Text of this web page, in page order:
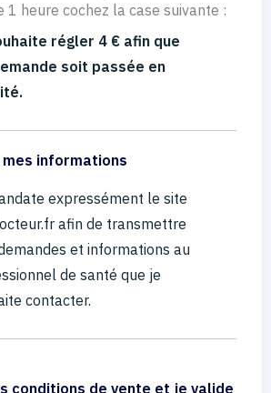
1 heure cochez la case suivante :
régler 4 € afin que
soit passée en
informations
expressément le site
afin de transmettre
et informations au
de santé que je
contacter.
conditions de vente et je valide